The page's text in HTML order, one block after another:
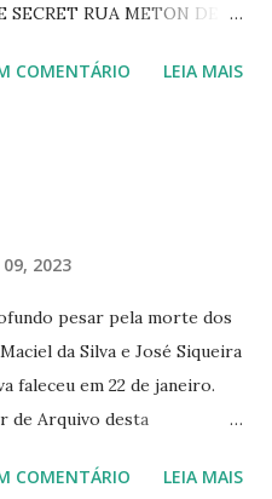
RUA METON DE
FLORIANO PEIXOTO 1206
MAIO 825 ☆CINE ECLIPSE
COMENTÁRIO LEIA MAIS
2023
pesar pela morte dos
da Silva e José Siqueira
faleceu em 22 de janeiro.
de Arquivo desta
de fevereiro e encerrou a
COMENTÁRIO LEIA MAIS